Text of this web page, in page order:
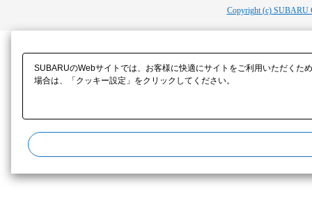
Copyright (c) SUBARU
SUBARUのWebサイトでは、お客様に快適にサイトをご利用いただく
場合は、「クッキー設定」をクリックしてください。​